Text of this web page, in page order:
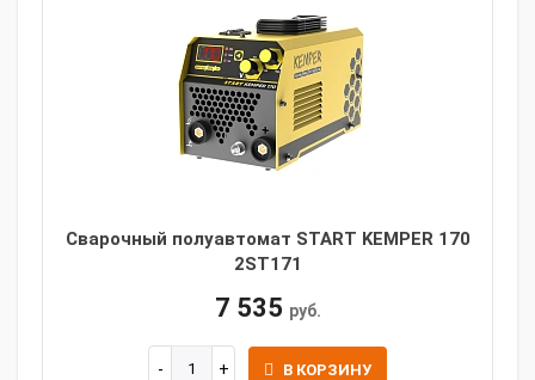
Сварочный полуавтомат START KEMPER 170
2ST171
7 535 руб.
В КОРЗИНУ